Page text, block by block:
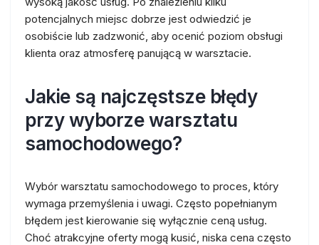
potencjalnych miejsc dobrze jest odwiedzić je
osobiście lub zadzwonić, aby ocenić poziom obsługi
klienta oraz atmosferę panującą w warsztacie.
Jakie są najczęstsze błędy
przy wyborze warsztatu
samochodowego?
Wybór warsztatu samochodowego to proces, który
wymaga przemyślenia i uwagi. Często popełnianym
błędem jest kierowanie się wyłącznie ceną usług.
Choć atrakcyjne oferty mogą kusić, niska cena często